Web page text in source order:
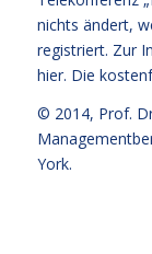
nichts ändert,
registriert. Zur
hier. Die
© 2014, Prof.
York.